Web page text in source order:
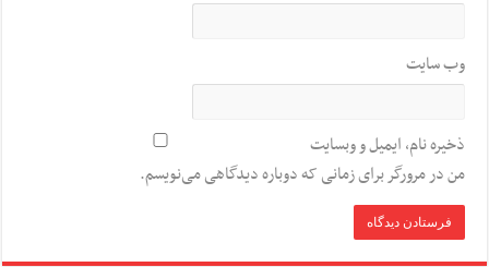
وب‌ سایت
ذخیره نام، ایمیل و وبسایت
من در مرورگر برای زمانی که دوباره دیدگاهی می‌نویسم.